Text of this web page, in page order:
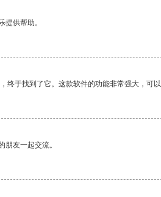
供帮助。
终于找到了它。这款软件的功能非常强大，可
友一起交流。